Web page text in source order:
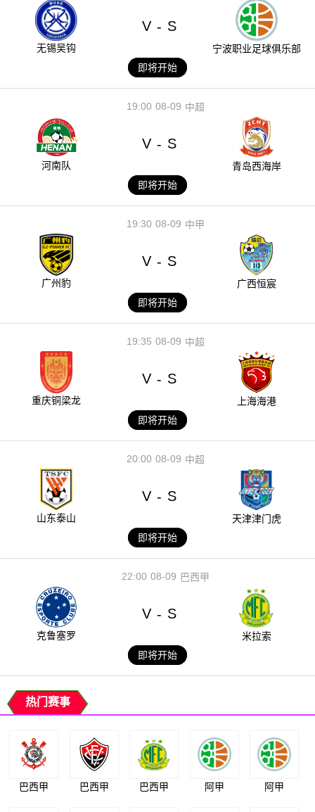
无锡吴钩
V - S
宁波职业足球俱乐部
即将开始
08-09
19:00 中超
河南队
V - S
青岛西海岸
即将开始
08-09
19:30 中甲
广州豹
V - S
广西恒宸
即将开始
08-09
19:35 中超
重庆铜梁龙
V - S
上海海港
即将开始
08-09
20:00 中超
山东泰山
V - S
天津津门虎
即将开始
08-09
22:00 巴西甲
克鲁塞罗
V - S
米拉索
即将开始
热门赛事
巴西甲 巴西甲 巴西甲 阿甲 阿甲